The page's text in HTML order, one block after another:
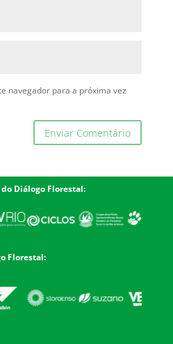
navegador para a próxima vez
Diálogo Florestal:
Florestal: